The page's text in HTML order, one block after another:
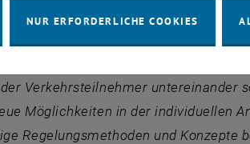
der Verkehrsregelung nach einem
Verkehrsteilnehmer untereinander
Möglichkeiten in der individuellen
Regelungsmethoden und Konzepte
NUR ERFORDERLICHE COOKIES